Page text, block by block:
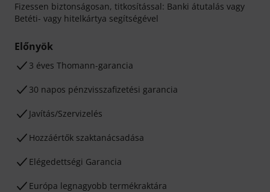
Fizessen biztonságosan, titkosítással: Banki átutalás vagy
Betéti- vagy hitelkártya segítségével
Előnyök
3 éves Thomann-garancia
30 napos pénzvisszafizetési garancia
Javítás/Szervizelés
Hozzáértők szaktanácsadása
Elégedettségi Garancia
Európa legnagyobb termékraktára